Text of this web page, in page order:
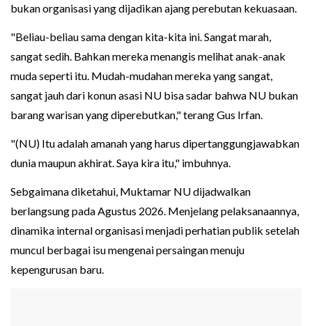
bukan organisasi yang dijadikan ajang perebutan kekuasaan.
"Beliau-beliau sama dengan kita-kita ini. Sangat marah,
sangat sedih. Bahkan mereka menangis melihat anak-anak
muda seperti itu. Mudah-mudahan mereka yang sangat,
sangat jauh dari konun asasi NU bisa sadar bahwa NU bukan
barang warisan yang diperebutkan," terang Gus Irfan.
"(NU) Itu adalah amanah yang harus dipertanggungjawabkan
dunia maupun akhirat. Saya kira itu," imbuhnya.
Sebgaimana diketahui, Muktamar NU dijadwalkan
berlangsung pada Agustus 2026. Menjelang pelaksanaannya,
dinamika internal organisasi menjadi perhatian publik setelah
muncul berbagai isu mengenai persaingan menuju
kepengurusan baru.